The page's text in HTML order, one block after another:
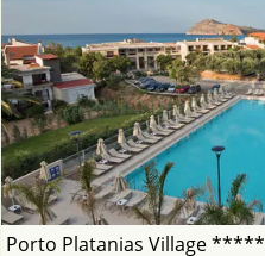
Porto Platanias Village *****